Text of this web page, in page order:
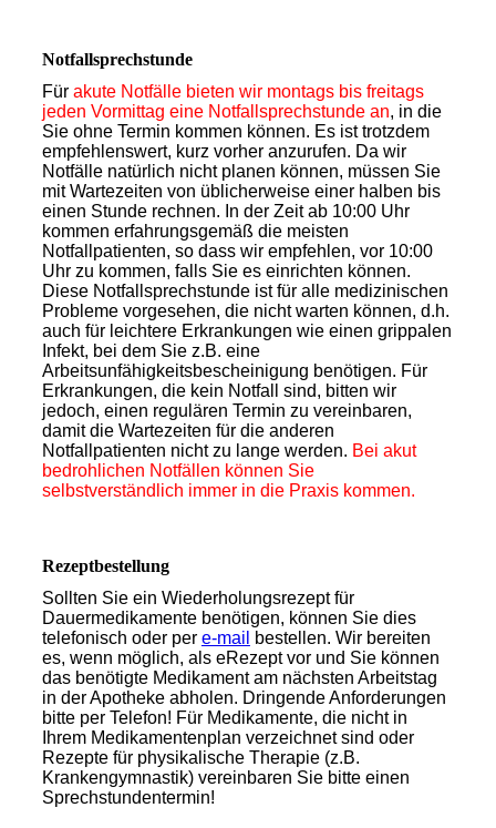
Notfallsprechstunde
Für akute Notfälle bieten wir montags bis freitags
jeden Vormittag eine Notfallsprechstunde an, in die
Sie ohne Termin kommen können. Es ist trotzdem
empfehlenswert, kurz vorher anzurufen. Da wir
Notfälle natürlich nicht planen können, müssen Sie
mit Wartezeiten von üblicherweise einer halben bis
einen Stunde rechnen. In der Zeit ab 10:00 Uhr
kommen erfahrungsgemäß die meisten
Notfallpatienten, so dass wir empfehlen, vor 10:00
Uhr zu kommen, falls Sie es einrichten können.
Diese Notfallsprechstunde ist für alle medizinischen
Probleme vorgesehen, die nicht warten können, d.h.
auch für leichtere Erkrankungen wie einen grippalen
Infekt, bei dem Sie z.B. eine
Arbeitsunfähigkeitsbescheinigung benötigen. Für
Erkrankungen, die kein Notfall sind, bitten wir
jedoch, einen regulären Termin zu vereinbaren,
damit die Wartezeiten für die anderen
Notfallpatienten nicht zu lange werden. Bei akut
bedrohlichen Notfällen können Sie
selbstverständlich immer in die Praxis kommen.
Rezeptbestellung
Sollten Sie ein Wiederholungsrezept für
Dauermedikamente benötigen, können Sie dies
telefonisch oder per e-mail
bestellen. Wir bereiten
es, wenn möglich, als eRezept vor und Sie können
das benötigte Medikament am nächsten Arbeitstag
in der Apotheke abholen. Dringende Anforderungen
bitte per Telefon! Für Medikamente, die nicht in
Ihrem Medikamentenplan verzeichnet sind oder
Rezepte für physikalische Therapie (z.B.
Krankengymnastik) vereinbaren Sie bitte einen
Sprechstundentermin!